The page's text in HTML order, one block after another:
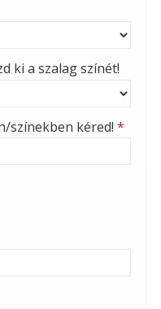
ki a szalag színét!
színekben kéred! *